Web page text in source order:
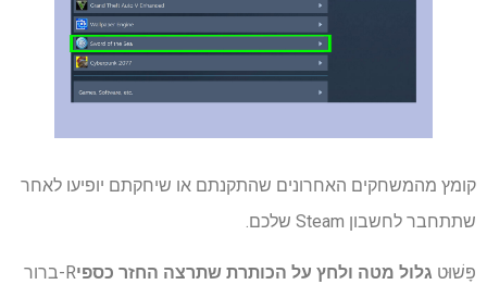
קומץ מהמשחקים האחרונים שהתקנתם או שיחקתם יופיעו לאחר
שתתחבר לחשבון Steam שלכם.
פָּשׁוּט גלול מטה ולחץ על הכותרת שתרצה החזר כספי
R-ברור